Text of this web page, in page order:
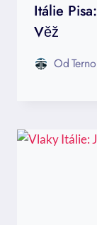
Itálie
Věž
Od